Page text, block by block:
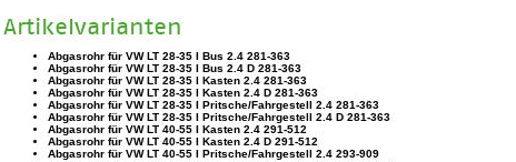
Artikelvarianten
Abgasrohr für VW LT 28-35 I Bus 2.4 281-363
Abgasrohr für VW LT 28-35 I Bus 2.4 D 281-363
Abgasrohr für VW LT 28-35 I Kasten 2.4 281-363
Abgasrohr für VW LT 28-35 I Kasten 2.4 D 281-363
Abgasrohr für VW LT 28-35 I Pritsche/Fahrgestell 2.4 281-363
Abgasrohr für VW LT 28-35 I Pritsche/Fahrgestell 2.4 D 281-363
Abgasrohr für VW LT 40-55 I Kasten 2.4 291-512
Abgasrohr für VW LT 40-55 I Kasten 2.4 D 291-512
Abgasrohr für VW LT 40-55 I Pritsche/Fahrgestell 2.4 293-909